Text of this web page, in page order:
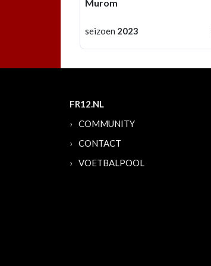
Murom
seizoen 2023
FR12.NL
COMMUNITY
CONTACT
VOETBALPOOL